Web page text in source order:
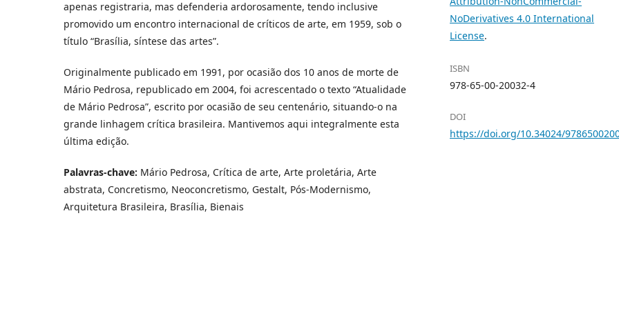
apenas registraria, mas defenderia ardorosamente, tendo inclusive
promovido um encontro internacional de críticos de arte, em 1959, sob o
título “Brasília, síntese das artes”.
Originalmente publicado em 1991, por ocasião dos 10 anos de morte de
Mário Pedrosa, republicado em 2004, foi acrescentado o texto “Atualidade
de Mário Pedrosa”, escrito por ocasião de seu centenário, situando-o na
grande linhagem crítica brasileira. Mantivemos aqui integralmente esta
última edição.
Palavras-chave: Mário Pedrosa, Crítica de arte, Arte proletária, Arte
abstrata, Concretismo, Neoconcretismo, Gestalt, Pós-Modernismo,
Arquitetura Brasileira, Brasília, Bienais
NoDerivatives 4.0 International
License.
ISBN
978-65-00-20032-4
DOI
https://doi.org/10.34024/